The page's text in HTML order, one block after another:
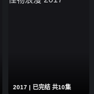
2017 | 已完结 共10集